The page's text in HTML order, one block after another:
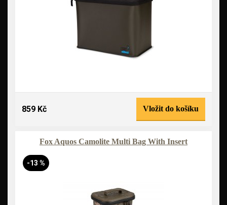
859 Kč Vložit do košíku
Fox Aquos Camolite Multi Bag With Insert
-13 %